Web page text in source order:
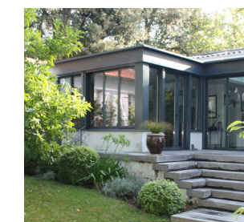
Une maison, deux